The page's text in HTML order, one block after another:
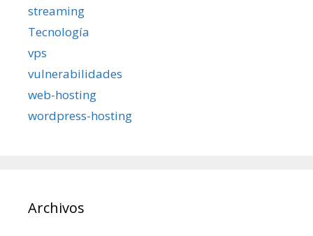
streaming
Tecnología
vps
vulnerabilidades
web-hosting
wordpress-hosting
Archivos